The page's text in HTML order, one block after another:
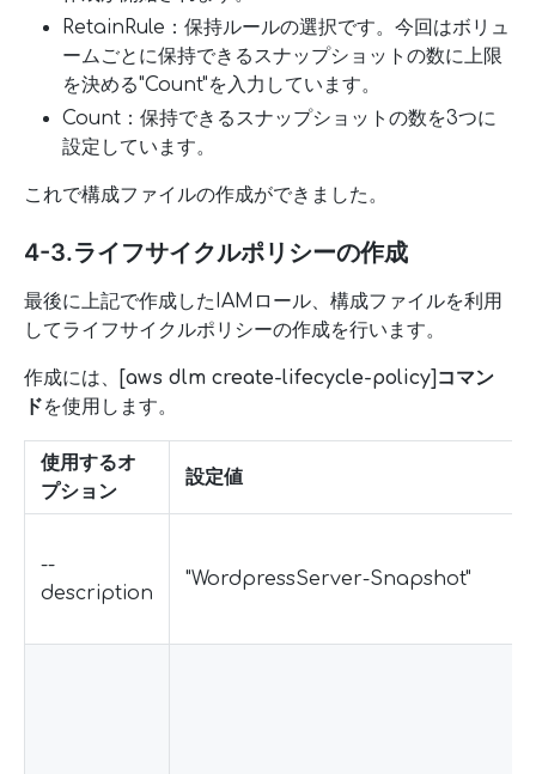
RetainRule：保持ルールの選択です。今回はボリュ
ームごとに保持できるスナップショットの数に上限
を決める"Count"を入力しています。
Count：保持できるスナップショットの数を3つに
設定しています。
これで構成ファイルの作成ができました。
4-3.ライフサイクルポリシーの作成
最後に上記で作成したIAMロール、構成ファイルを利用
してライフサイクルポリシーの作成を行います。
作成には、
[aws dlm create-lifecycle-policy]コマン
ドを使用します。
使用するオ
プション
設定値
--
description
"WordpressServer-Snapshot"